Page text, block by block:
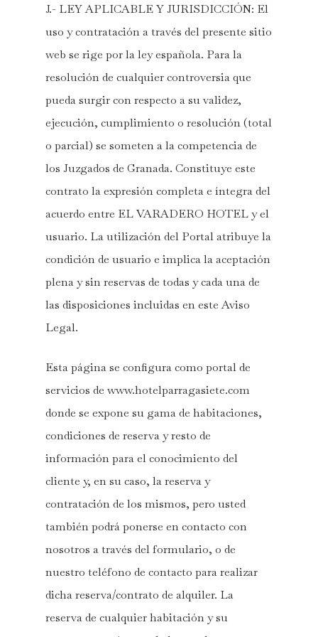
J.- LEY APLICABLE Y JURISDICCIÓN: El
uso y contratación a través del presente sitio
web se rige por la ley española. Para la
resolución de cualquier controversia que
pueda surgir con respecto a su validez,
ejecución, cumplimiento o resolución (total
o parcial) se someten a la competencia de
los Juzgados de Granada. Constituye este
contrato la expresión completa e íntegra del
acuerdo entre EL VARADERO HOTEL y el
usuario. La utilización del Portal atribuye la
condición de usuario e implica la aceptación
plena y sin reservas de todas y cada una de
las disposiciones incluidas en este Aviso
Legal.
Esta página se configura como portal de
servicios de www.hotelparragasiete.com
donde se expone su gama de habitaciones,
condiciones de reserva y resto de
información para el conocimiento del
cliente y, en su caso, la reserva y
contratación de los mismos, pero usted
también podrá ponerse en contacto con
nosotros a través del formulario, o de
nuestro teléfono de contacto para realizar
dicha reserva/contrato de alquiler. La
reserva de cualquier habitación y su